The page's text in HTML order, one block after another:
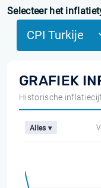
Selecteer het
CPI Turkije
GRAFIEK
Historische
Alles ▾